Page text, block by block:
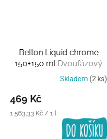
Belton Liquid chrome
150+150 ml Dvoufázový
Skladem (2 ks)
469 Kč
Měrná
1 563,33 Kč / 1 l